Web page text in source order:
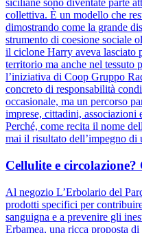
siciliane sono diventate parte
collettiva. È un modello che
dimostrando come la grande
strumento di coesione sociale
il ciclone Harry aveva lasciato
territorio ma anche nel tessuto
l’iniziativa di Coop Gruppo
concreto di responsabilità
occasionale, ma un percorso
imprese, cittadini, associazioni
Perché, come recita il nome
mai il risultato dell’impegno di
Cellulite e
Al negozio L’Erbolario del
prodotti specifici per
sanguigna e a prevenire gli
Erbamea, una ricca proposta